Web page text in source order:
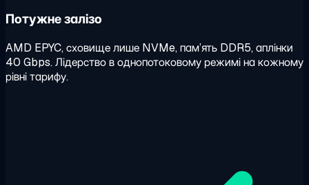
Потужне залізо
AMD EPYC, сховище лише NVMe, пам’ять DDR5, аплінки
40 Gbps. Лідерство в однопотоковому режимі на кожному
рівні тарифу.